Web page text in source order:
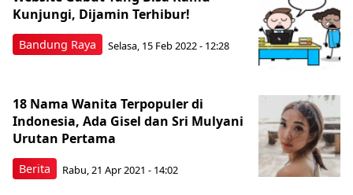
Bandung Raya
Kunjungi, Dijamin Terhibur!
Selasa, 15 Feb 2022 - 12:28
Berita
18 Nama Wanita Terpopuler di
Indonesia, Ada Gisel dan Sri Mulyani
Urutan Pertama
Rabu, 21 Apr 2021 - 14:02